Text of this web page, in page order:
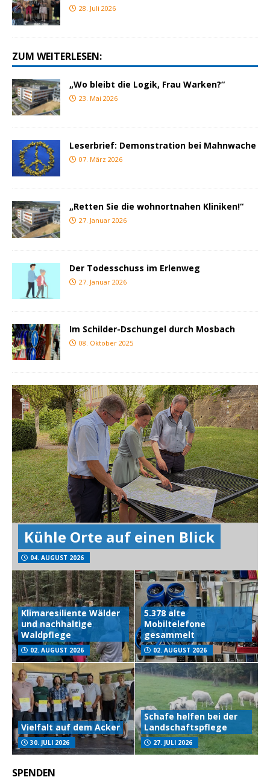
28. Juli 2026
ZUM WEITERLESEN:
„Wo bleibt die Logik, Frau Warken?“
23. Mai 2026
Leserbrief: Demonstration bei Mahnwache
07. März 2026
„Retten Sie die wohnortnahen Kliniken!“
27. Januar 2026
Der Todesschuss im Erlenweg
27. Januar 2026
Im Schilder-Dschungel durch Mosbach
08. Oktober 2025
Kühle Orte auf einen Blick
04. AUGUST 2026
Klimaresiliente Wälder
und nachhaltige
Waldpflege
02. AUGUST 2026
5.378 alte
Mobiltelefone
gesammelt
02. AUGUST 2026
Vielfalt auf dem Acker
30. JULI 2026
Schafe helfen bei der
Landschaftspflege
27. JULI 2026
SPENDEN